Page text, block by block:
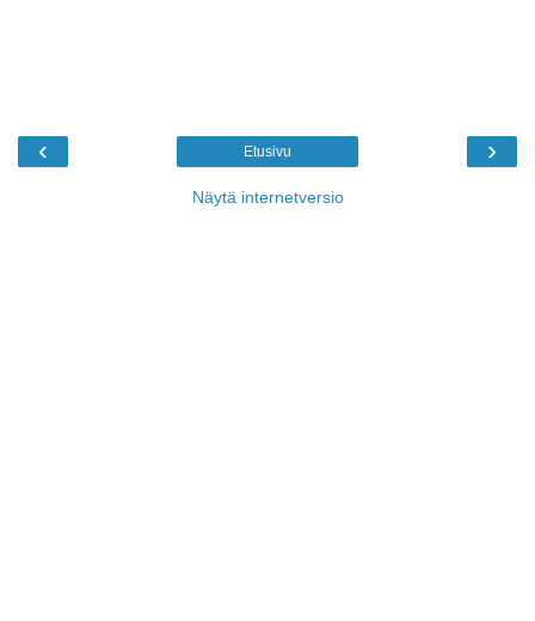
‹ ›
Etusivu
Näytä internetversio